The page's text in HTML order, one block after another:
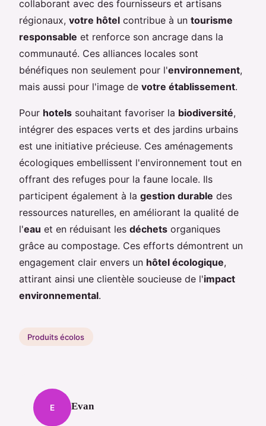
collaborant avec des fournisseurs et artisans
régionaux, votre hôtel contribue à un tourisme
responsable et renforce son ancrage dans la
communauté. Ces alliances locales sont
bénéfiques non seulement pour l'environnement,
mais aussi pour l'image de votre établissement.
Pour hotels souhaitant favoriser la biodiversité,
intégrer des espaces verts et des jardins urbains
est une initiative précieuse. Ces aménagements
écologiques embellissent l'environnement tout en
offrant des refuges pour la faune locale. Ils
participent également à la gestion durable des
ressources naturelles, en améliorant la qualité de
l'eau et en réduisant les déchets organiques
grâce au compostage. Ces efforts démontrent un
engagement clair envers un hôtel écologique,
attirant ainsi une clientèle soucieuse de l'impact
environnemental.
Produits écolos
E Evan